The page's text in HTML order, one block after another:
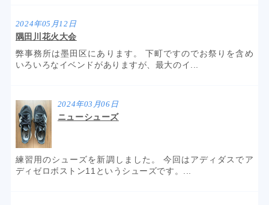
2024年05月12日
隅田川花火大会
弊事務所は墨田区にあります。 下町ですのでお祭りを含め
いろいろなイベンドがありますが、最大のイ...
2024年03月06日
ニューシューズ
練習用のシューズを新調しました。 今回はアディダスでア
ディゼロボストン11というシューズです。...